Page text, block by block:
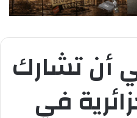
أن تشارك
في